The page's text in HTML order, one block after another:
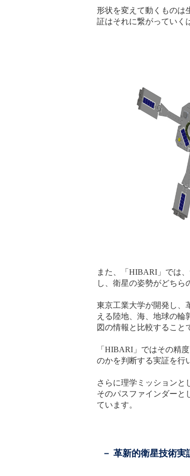
形状を変えて動くものは
証はそれに繋がっていく
また、「HIBARI」では
し、衛星の姿勢がどちら
東京工業大学が開発し、
える陸地、海、地球の
図の情報と比較すること
「HIBARI」ではその精
のかを判断する実証を行
さらに理学ミッションと
そのパスファインダーと
ています。
－ 革新的衛星技術実